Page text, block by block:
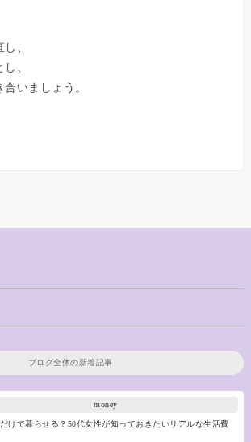
、
、
いましょう。
ブログ全体の新着記事
money
けで暮らせる？50代女性が知っておきたいリアルな生活費